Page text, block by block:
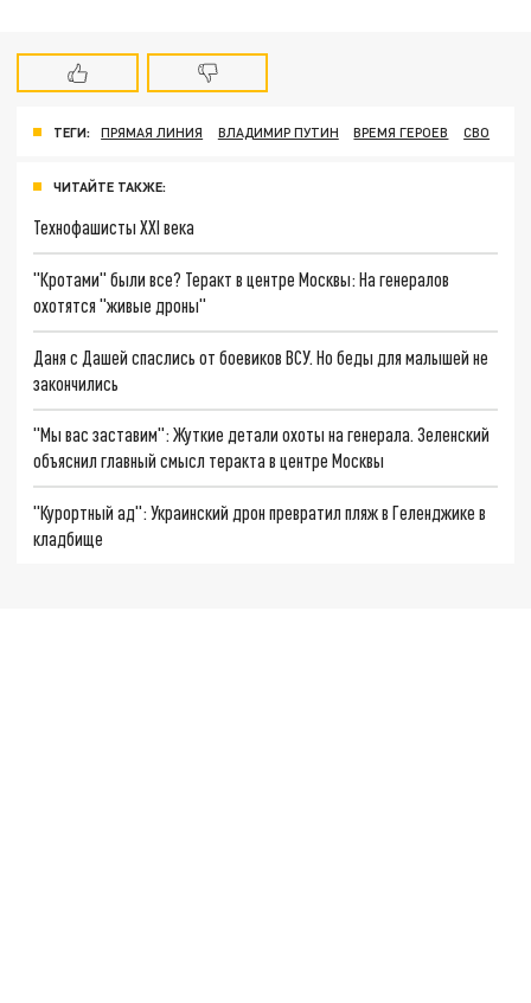
ТЕГИ: ПРЯМАЯ ЛИНИЯ ВЛАДИМИР ПУТИН ВРЕМЯ ГЕРОЕВ СВО
ЧИТАЙТЕ ТАКЖЕ:
Технофашисты XXI века
"Кротами" были все? Теракт в центре Москвы: На генералов
охотятся "живые дроны"
Даня с Дашей спаслись от боевиков ВСУ. Но беды для малышей не
закончились
"Мы вас заставим": Жуткие детали охоты на генерала. Зеленский
объяснил главный смысл теракта в центре Москвы
"Курортный ад": Украинский дрон превратил пляж в Геленджике в
кладбище